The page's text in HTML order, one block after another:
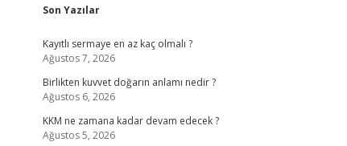
Sidebar
Son Yazılar
Kayıtlı sermaye en az kaç olmalı ?
Ağustos 7, 2026
Birlikten kuvvet doğarın anlamı nedir ?
Ağustos 6, 2026
KKM ne zamana kadar devam edecek ?
Ağustos 5, 2026